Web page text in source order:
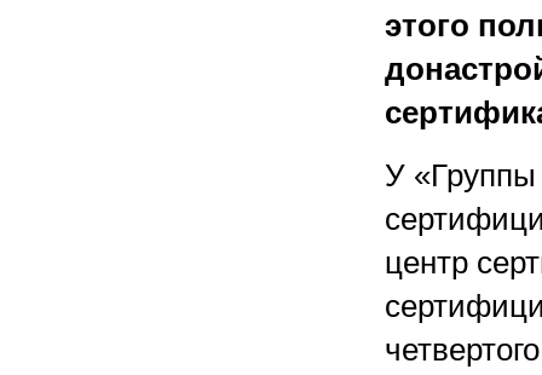
этого
У
центр